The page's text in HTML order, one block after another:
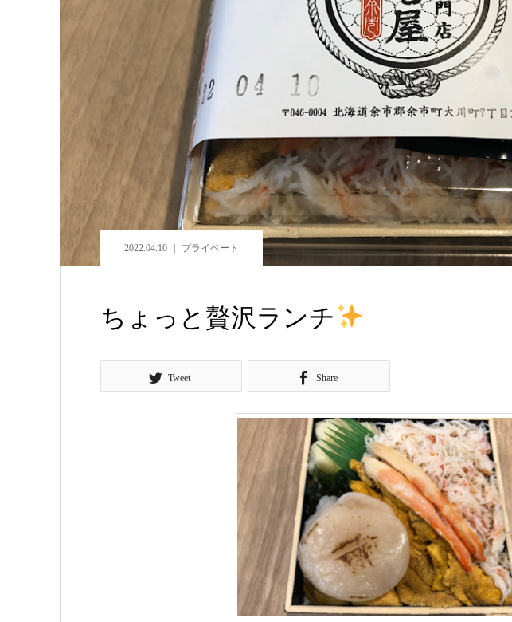
2022.04.10 プライベート
ちょっと贅沢ランチ
Tweet Share